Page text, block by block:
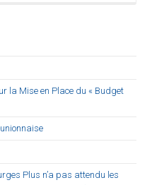
la Mise en Place du « Budget
Plus n’a pas attendu les